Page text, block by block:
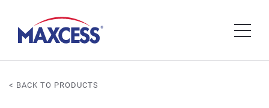
< BACK TO PRODUCTS